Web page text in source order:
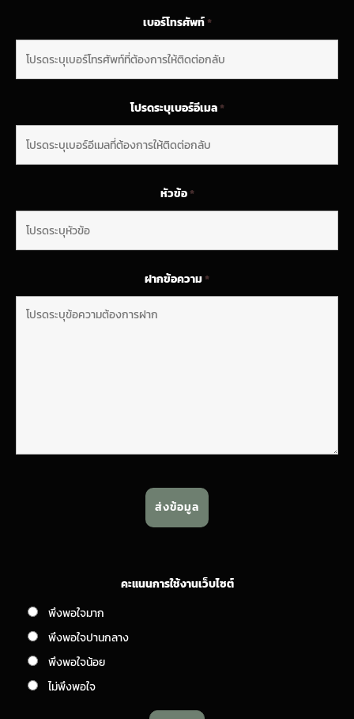
เบอร์โทรศัพท์*
โปรดระบุเบอร์อีเมล*
หัวข้อ*
ฝากข้อความ*
คะแนนการใช้งานเว็บไซต์
พึงพอใจมาก
พึงพอใจปานกลาง
พึงพอใจน้อย
ไม่พึงพอใจ